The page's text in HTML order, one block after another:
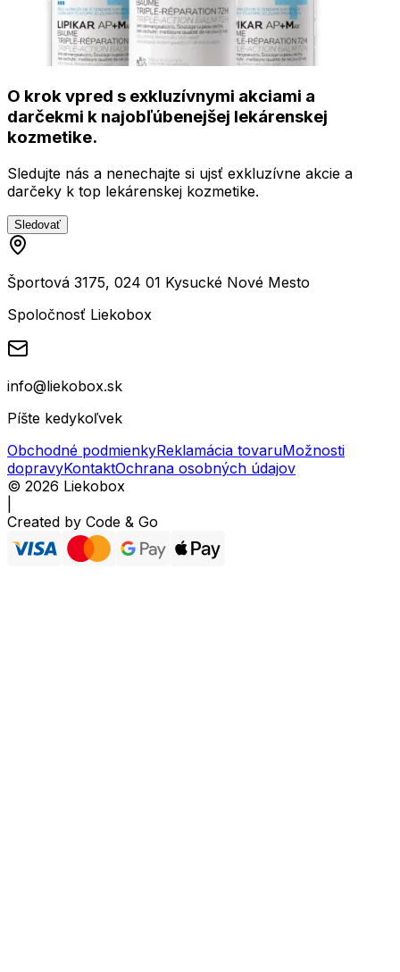
O krok vpred s exkluzívnymi akciami a
darčekmi k najobľúbenejšej lekárenskej
kozmetike.
Sledujte nás a nenechajte si ujsť exkluzívne akcie a
darčeky k top lekárenskej kozmetike.
Sledovať
Športová 3175, 024 01 Kysucké Nové Mesto
Spoločnosť Liekobox
info@liekobox.sk
Píšte kedykoľvek
Obchodné podmienkyReklamácia tovaruMožnosti
dopravyKontaktOchrana osobných údajov
© 2026 Liekobox
Created by Code & Go